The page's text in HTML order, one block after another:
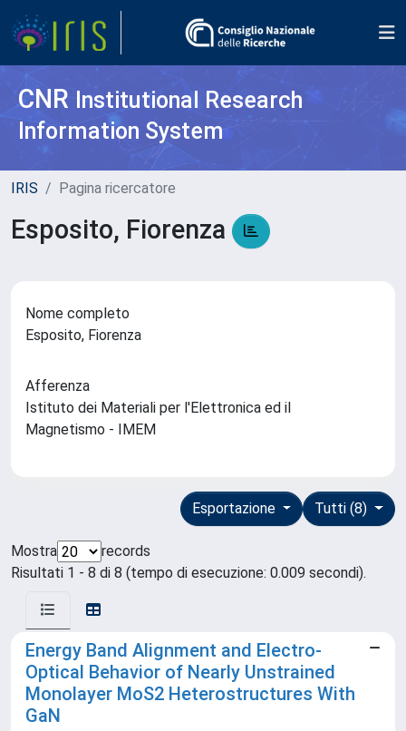
CNR Institutional Research
Information System
IRIS Pagina ricercatore
Esposito, Fiorenza
Nome completo
Esposito, Fiorenza
Afferenza
Istituto dei Materiali per l'Elettronica ed il
Magnetismo - IMEM
Tutti (8)
Esportazione
Mostra
records
Risultati 1 - 8 di 8 (tempo di esecuzione: 0.009 secondi).
Energy Band Alignment and Electro‐
Optical Behavior of Nearly Unstrained
Monolayer MoS2 Heterostructures With
GaN